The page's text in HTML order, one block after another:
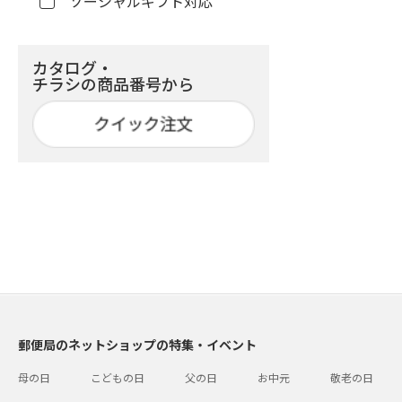
カタログ・
チラシの商品番号から
郵便局のネットショップの特集・イベント
母の日 こどもの日 父の日 お中元 敬老の日